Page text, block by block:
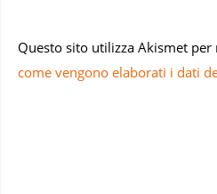
Questo sito utilizza Akismet
come vengono elaborati i dati